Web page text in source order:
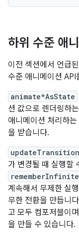
하위 수준 애
이전 섹션에서 언급
수준 애니메이션
animate*AsState
션 값으로 렌더링하
애니메이션 처리하
을 받습니다.
updateTransition
가 변경될 때 실행할
계속해서 무제한 실
무한 전환을 만듭니
고 모두 컴포저블이
을 만들 수 있습니다.